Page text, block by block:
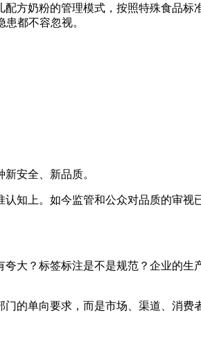
方奶粉的管理模式，按照特殊食品标
都不容忽视。
安全、新品质。
知上。如今监管和公众对品质的审视
大？标签标注是不是规范？企业的生
的单向要求，而是市场、渠道、消费